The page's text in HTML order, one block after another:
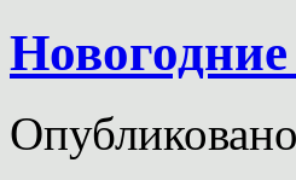
Опубликовано